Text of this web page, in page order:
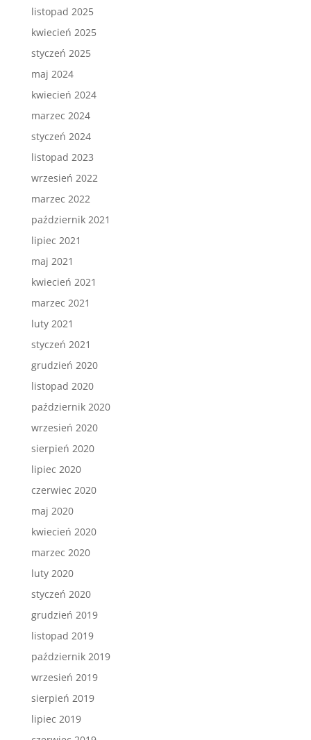
listopad 2025
kwiecień 2025
styczeń 2025
maj 2024
kwiecień 2024
marzec 2024
styczeń 2024
listopad 2023
wrzesień 2022
marzec 2022
październik 2021
lipiec 2021
maj 2021
kwiecień 2021
marzec 2021
luty 2021
styczeń 2021
grudzień 2020
listopad 2020
październik 2020
wrzesień 2020
sierpień 2020
lipiec 2020
czerwiec 2020
maj 2020
kwiecień 2020
marzec 2020
luty 2020
styczeń 2020
grudzień 2019
listopad 2019
październik 2019
wrzesień 2019
sierpień 2019
lipiec 2019